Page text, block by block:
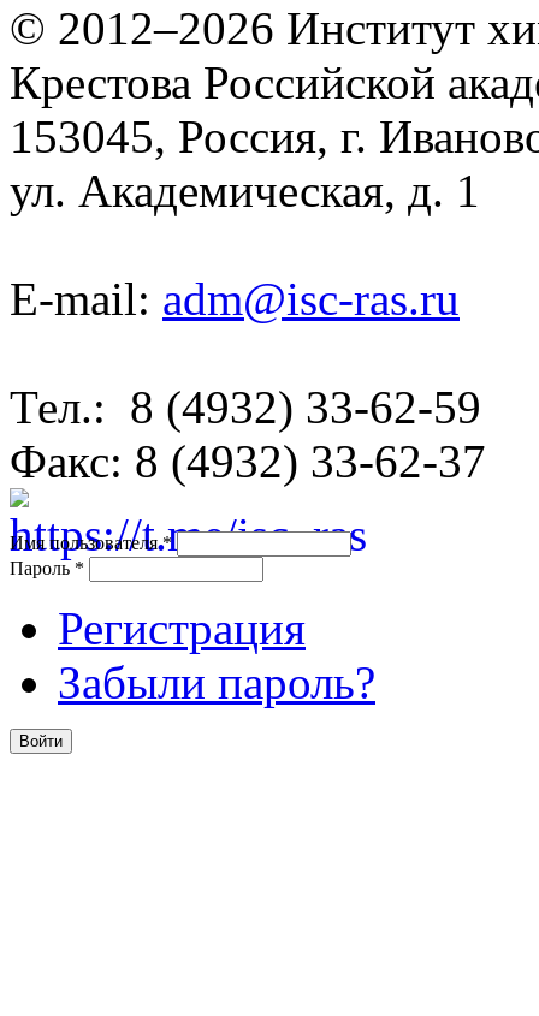
© 2012–2026 Институт
Крестова Российской
153045, Россия, г.
ул. Академическая, д. 1
E-mail: adm@isc-ras.ru
Тел.: 8 (4932) 33-62-59
Факс: 8 (4932) 33-62-37
Имя пользователя*
Пароль *
Регистрация
Забыли пароль?